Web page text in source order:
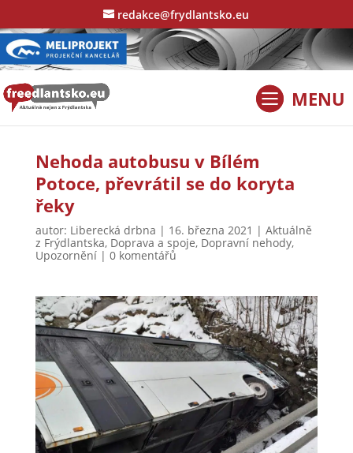
redakce@frydlantsko.eu
Nehoda autobusu v Bílém
Potoce, převrátil se do koryta
řeky
autor: Liberecká drbna | 16. března 2021 | Aktuálně
z Frýdlantska, Doprava a spoje, Dopravní nehody,
Upozornění| 0 komentářů